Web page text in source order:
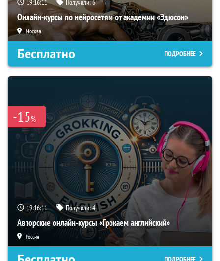
19:16:10 Получили:6
Онлайн-курсы по нейросетям от академии «Эдюсон»
Москва
Бесплатно ПОДРОБНЕЕ
-15%
19:16:10 Получили:4
Авторские онлайн-курсы «Грокаем английский»
Россия
ПОДРОБНЕЕ